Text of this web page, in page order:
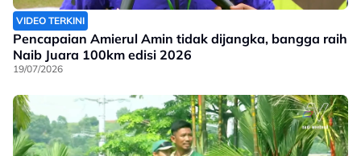
VIDEO TERKINI
Pencapaian Amierul Amin tidak dijangka, bangga raih
Naib Juara 100km edisi 2026
19/07/2026